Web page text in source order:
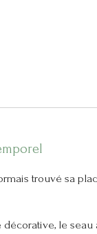
trouvé sa
le seau